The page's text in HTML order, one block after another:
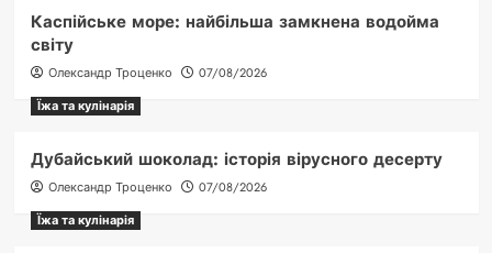
Каспійське море: найбільша замкнена водойма
світу
Олександр Троценко
07/08/2026
Їжа та кулінарія
Дубайський шоколад: історія вірусного десерту
Олександр Троценко
07/08/2026
Їжа та кулінарія